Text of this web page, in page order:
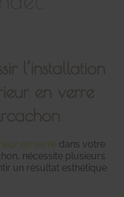
en verre dans votre
nécessite plusieurs
un résultat esthétique